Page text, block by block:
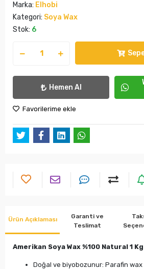
Marka: Elhobi
Kategori: Soya Wax
Stok: 6
Hemen Al
Favorilerime ekle
Ürün Açıklaması
Garanti ve
Teslimat
Amerikan Soya Wax %100 Natural 1 Kg
Doğal ve biyobozunur: Parafin wax